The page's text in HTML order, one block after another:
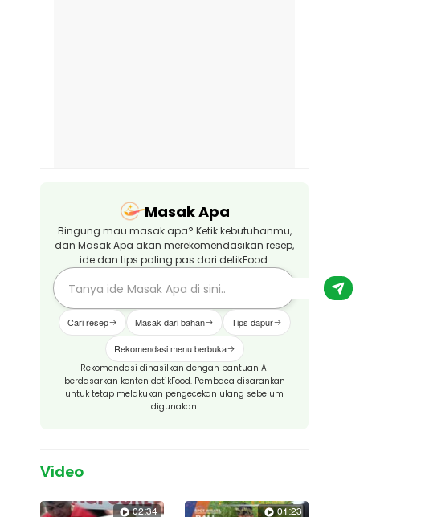
Masak Apa
Bingung mau masak apa? Ketik kebutuhanmu,
dan Masak Apa akan merekomendasikan resep,
ide dan tips paling pas dari detikFood.
Cari resep Masak dari bahan Tips dapur
Rekomendasi menu berbuka
Rekomendasi dihasilkan dengan bantuan AI
berdasarkan konten detikFood. Pembaca disarankan
untuk tetap melakukan pengecekan ulang sebelum
digunakan.
Video
02:34 01:23